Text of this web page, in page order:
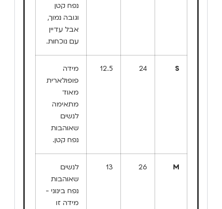
נפח קטן
וגובה נמוך,
אבל עדיין
עם נוכחות.
S
24
12.5
מידה
פופולארית
מאוד
מתאימה
לנשים
שאוהבות
נפח קטן.
M
26
13
לנשים
שאוהבות
נפח בינוני -
מידה זו